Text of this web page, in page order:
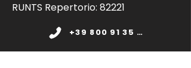
RUNTS Repertorio: 82221
+39 800 91 35 11